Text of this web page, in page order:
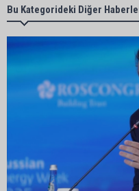
gidiyor
Bu Kategorideki Diğer